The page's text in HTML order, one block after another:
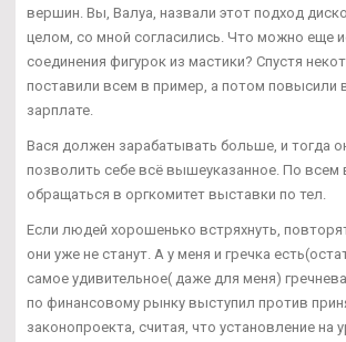
вершин. Вы, Валуа, назвали этот подход
целом, со мной согласились. Что можно еще
соединения фигурок из мастики? Спустя
поставили всем в пример, а потом повысили
зарплате.
Вася должен зарабатывать больше, и тогда
позволить себе всё вышеуказанное. По
обращаться в оргкомитет выставки по тел.
Если людей хорошенько встряхнуть,
они уже не станут. А у меня и гречка
самое удивительное( даже для меня)
по финансовому рынку выступил против
законопроекта, считая, что установление на